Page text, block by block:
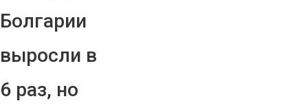
Болгарии
выросли в
6 раз, но